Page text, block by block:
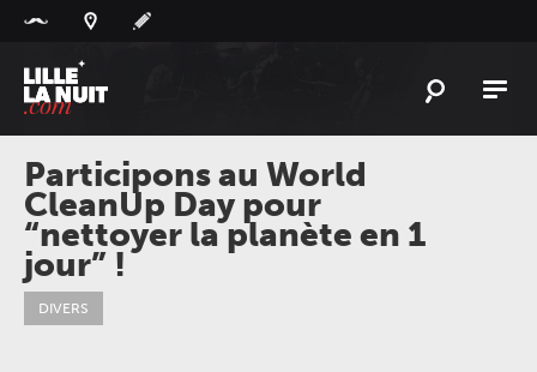
L'ACTU
L'AGENDA
LESLIEUX
LIVEREPORT
Participons au World
CleanUp Day pour
“nettoyer la planète en 1
jour” !
DIVERS
Panneau de gestion des cookies